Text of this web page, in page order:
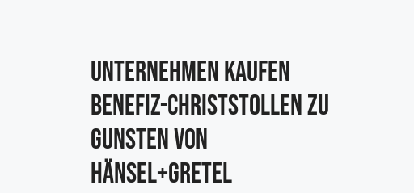
Unternehmen kaufen
Benefiz-Christstollen zu
Gunsten von
Hänsel+Gretel